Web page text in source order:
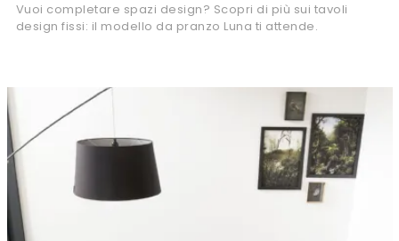
Vuoi completare spazi design? Scopri di più sui tavoli
design fissi: il modello da pranzo Luna ti attende.